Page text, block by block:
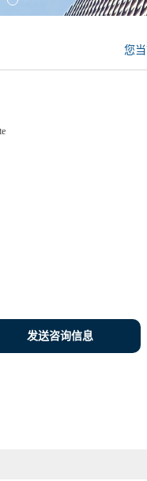
您
发送咨询信息